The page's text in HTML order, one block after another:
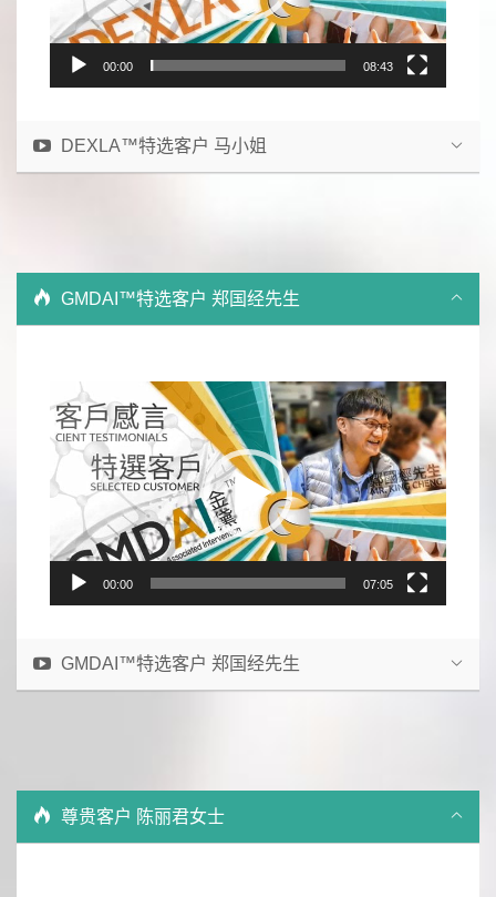
00:00 08:43
DEXLA™特选客户 马小姐
GMDAI™特选客户 郑国经先生
Video
Player
00:00 07:05
GMDAI™特选客户 郑国经先生
尊贵客户 陈丽君女士